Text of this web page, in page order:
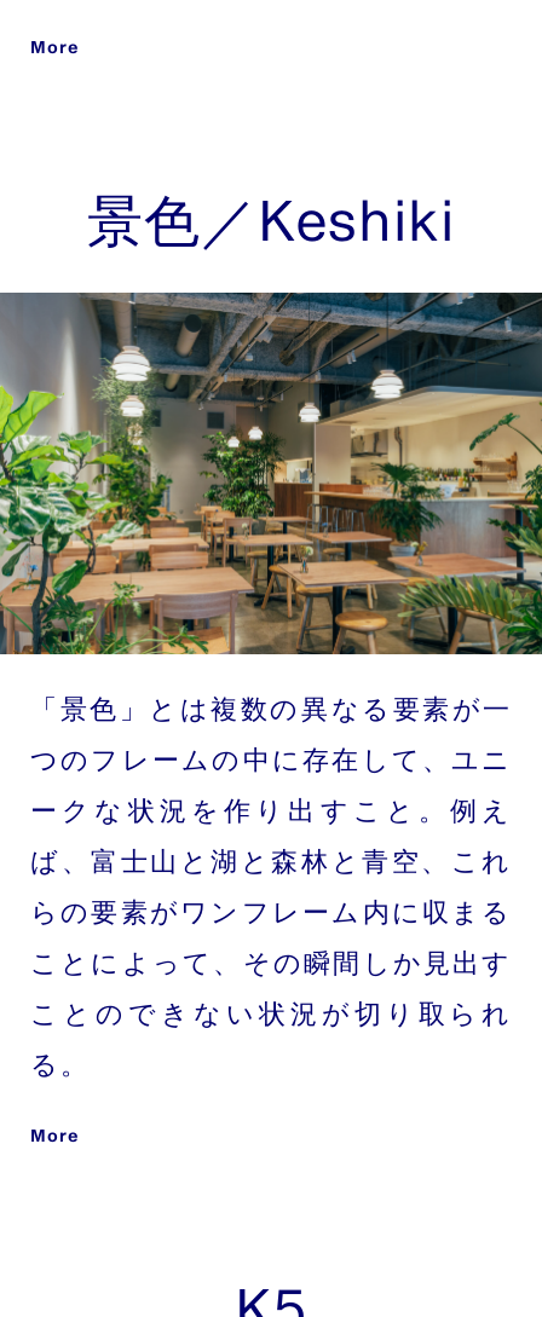
More
景色／Keshiki
「景色」とは複数の異なる要素が一
つのフレームの中に存在して、ユニ
ークな状況を作り出すこと。例え
ば、富士山と湖と森林と青空、これ
らの要素がワンフレーム内に収まる
ことによって、その瞬間しか見出す
ことのできない状況が切り取られ
る。
More